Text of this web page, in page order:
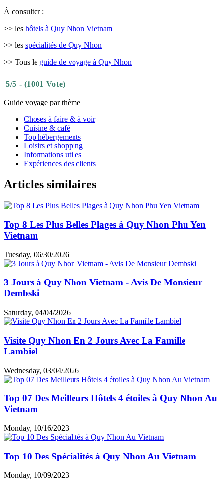
À consulter :
>> les hôtels à Quy Nhon Vietnam
>> les spécialités de Quy Nhon
>> Tous le guide de voyage à Quy Nhon
5/5 - (1001 Vote)
Guide voyage par thème
Choses à faire & à voir
Cuisine & café
Top hébergements
Loisirs et shopping
Informations utiles
Expériences des clients
Articles similaires
Top 8 Les Plus Belles Plages à Quy Nhon Phu Yen
Vietnam
Tuesday, 06/30/2026
3 Jours à Quy Nhon Vietnam - Avis De Monsieur
Dembski
Saturday, 04/04/2026
Visite Quy Nhon En 2 Jours Avec La Famille
Lambiel
Wednesday, 03/04/2026
Top 07 Des Meilleurs Hôtels 4 étoiles à Quy Nhon Au
Vietnam
Monday, 10/16/2023
Top 10 Des Spécialités à Quy Nhon Au Vietnam
Monday, 10/09/2023